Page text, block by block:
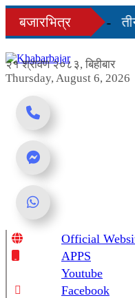
Skip
content
बजारभित्र
सहज हुन्छ’
तीन
२१ श्रावण २०८३, बिहीबार
Thursday, August 6, 2026
Online News Portal
Official
APPS
Youtube
Facebook